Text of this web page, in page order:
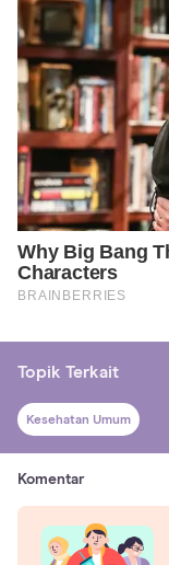
Topik Terkait
Kesehatan Umum
Komentar